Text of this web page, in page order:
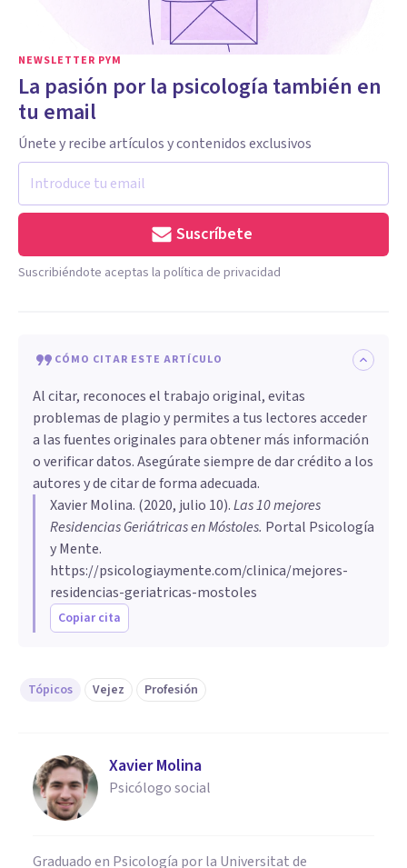
NEWSLETTER PYM
La pasión por la psicología también en
tu email
Únete y recibe artículos y contenidos exclusivos
Suscríbete
Suscribiéndote aceptas la política de privacidad
CÓMO CITAR ESTE ARTÍCULO
Al citar, reconoces el trabajo original, evitas
problemas de plagio y permites a tus lectores acceder
a las fuentes originales para obtener más información
o verificar datos. Asegúrate siempre de dar crédito a los
autores y de citar de forma adecuada.
Xavier Molina. (2020, julio 10).Las 10 mejores
Residencias Geriátricas en Móstoles. Portal Psicología
y Mente.
https://psicologiaymente.com/clinica/mejores-
residencias-geriatricas-mostoles
Copiar cita
Tópicos Vejez Profesión
Xavier Molina
Psicólogo social
Graduado en Psicología por la Universitat de